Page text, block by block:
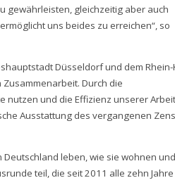
gewährleisten, gleichzeitig aber auch
uns beides zu erreichen“, so
Düsseldorf und dem Rhein-
Durch die
nutzen und die Effizienz unserer Arbeit
Ausstattung des vergangenen
leben, wie sie wohnen und
teil, die seit 2011 alle zehn Jahre